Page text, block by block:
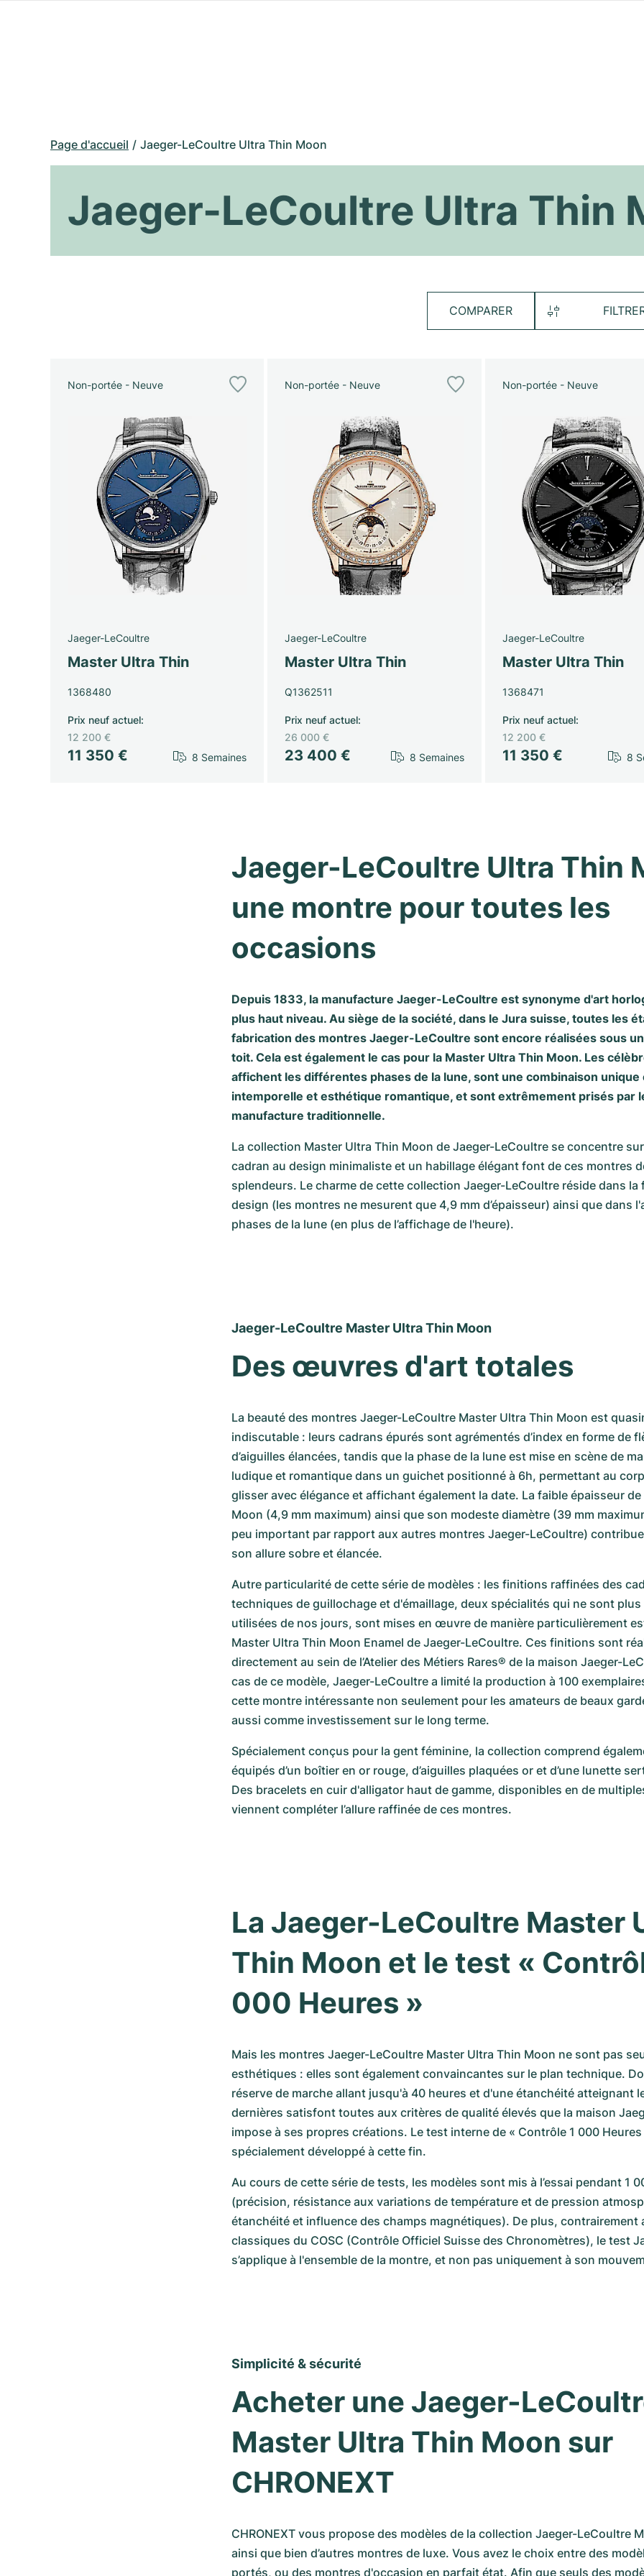
Page d'accueil Jaeger-LeCoultre Ultra Thin Moon
Jaeger-LeCoultre Ultra Thin
COMPARER
Non-portée - Neuve
Jaeger-LeCoultre
Master Ultra Thin
1368480
11 350 €
Prix neuf actuel:
12 200 €
8 Semaines
Non-portée - Neuve
Jaeger-LeCoultre
Master Ultra Thin
Q1362511
23 400 €
Prix neuf actuel:
26 000 €
8 Semaines
Non-portée - Neuve
Jaeger-LeCoultre
Master Ultra Thin
1368471
11 350 €
Prix neuf actuel:
12 200 €
8
Jaeger-LeCoultre Ultra Thin
une montre pour toutes les
occasions
Depuis 1833, la manufacture Jaeger-LeCoultre est synonyme d'art
plus haut niveau. Au siège de la société, dans le Jura suisse, toutes les
fabrication des montres Jaeger-LeCoultre sont encore réalisées sous
toit. Cela est également le cas pour la Master Ultra Thin Moon. Les
affichent les différentes phases de la lune, sont une combinaison unique
intemporelle et esthétique romantique, et sont extrêmement prisés par
manufacture traditionnelle.
La collection Master Ultra Thin Moon de Jaeger-LeCoultre se concentre
cadran au design minimaliste et un habillage élégant font de ces montres
splendeurs. Le charme de cette collection Jaeger-LeCoultre réside dans la
design (les montres ne mesurent que 4,9 mm d’épaisseur) ainsi que dans
phases de la lune (en plus de l’affichage de l'heure).
Jaeger-LeCoultre Master Ultra Thin Moon
Des œuvres d'art totales
La beauté des montres Jaeger-LeCoultre Master Ultra Thin Moon est
indiscutable : leurs cadrans épurés sont agrémentés d’index en forme de
d’aiguilles élancées, tandis que la phase de la lune est mise en scène de
ludique et romantique dans un guichet positionné à 6h, permettant au
glisser avec élégance et affichant également la date. La faible épaisseur
Moon (4,9 mm maximum) ainsi que son modeste diamètre (39 mm
peu important par rapport aux autres montres Jaeger-LeCoultre)
son allure sobre et élancée.
Autre particularité de cette série de modèles : les finitions raffinées des
techniques de guillochage et d'émaillage, deux spécialités qui ne sont
utilisées de nos jours, sont mises en œuvre de manière particulièrement
Master Ultra Thin Moon Enamel de Jaeger-LeCoultre. Ces finitions sont
directement au sein de l’Atelier des Métiers Rares® de la maison Jaeger-
cas de ce modèle, Jaeger-LeCoultre a limité la production à 100
cette montre intéressante non seulement pour les amateurs de beaux
aussi comme investissement sur le long terme.
Spécialement conçus pour la gent féminine, la collection comprend
équipés d’un boîtier en or rouge, d’aiguilles plaquées or et d’une lunette
Des bracelets en cuir d'alligator haut de gamme, disponibles en de
viennent compléter l’allure raffinée de ces montres.
La Jaeger-LeCoultre Master
Thin Moon et le test «
000 Heures »
Mais les montres Jaeger-LeCoultre Master Ultra Thin Moon ne sont pas
esthétiques : elles sont également convaincantes sur le plan technique.
réserve de marche allant jusqu'à 40 heures et d'une étanchéité atteignant
dernières satisfont toutes aux critères de qualité élevés que la maison
impose à ses propres créations. Le test interne de « Contrôle 1 000
spécialement développé à cette fin.
Au cours de cette série de tests, les modèles sont mis à l’essai pendant 1
(précision, résistance aux variations de température et de pression
étanchéité et influence des champs magnétiques). De plus, contrairement
classiques du COSC (Contrôle Officiel Suisse des Chronomètres), le test
s’applique à l'ensemble de la montre, et non pas uniquement à son
Simplicité & sécurité
Acheter une Jaeger-
Master Ultra Thin Moon sur
CHRONEXT
CHRONEXT vous propose des modèles de la collection Jaeger-LeCoultre
ainsi que bien d’autres montres de luxe. Vous avez le choix entre des
portés, ou des montres d'occasion en parfait état. Afin que seuls des